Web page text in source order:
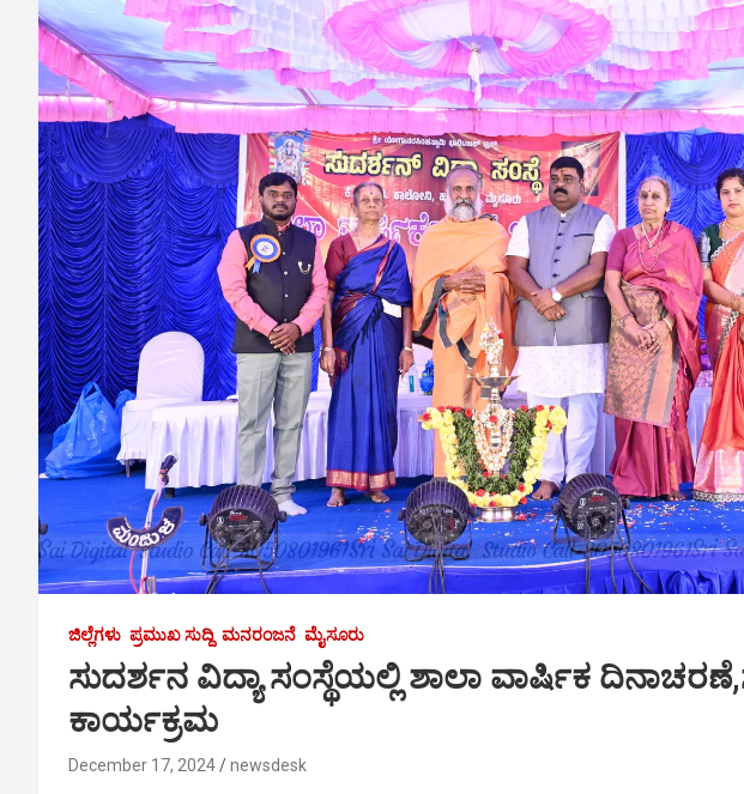
ಜಿಲ್ಲೆಗಳು ಪ್ರಮುಖ ಸುದ್ದಿ ಮನರಂಜನೆ ಮೈಸೂರು
ಸುದರ್ಶನ ವಿದ್ಯಾ ಸಂಸ್ಥೆಯಲ್ಲಿ ಶಾಲಾ ವಾರ್ಷಿಕ
ಕಾರ್ಯಕ್ರಮ
December 17, 2024 newsdesk